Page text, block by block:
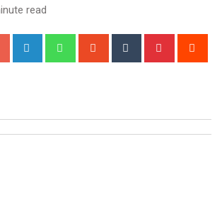
read
Google+ LinkedIn WhatsappStumbleUpon
Tumblr Pinterest